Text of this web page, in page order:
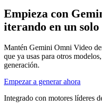
Empieza con
iterando en un solo
Mantén Gemini Omni Video
que ya usas para otros
generación.
Empezar a generar ahora
Integrado con motores líderes